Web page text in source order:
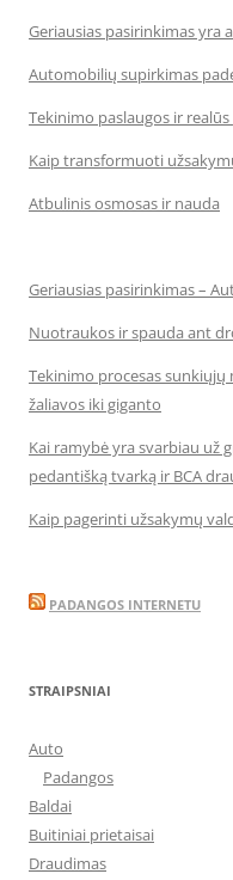
Geriausias pasirinkimas yra
Automobilių supirkimas
Tekinimo paslaugos ir
Kaip transformuoti
Atbulinis osmosas ir nauda
Geriausias pasirinkimas –
Nuotraukos ir spauda ant
Tekinimo procesas
žaliavos iki giganto
Kai ramybė yra svarbiau už
pedantišką tvarką ir BCA
Kaip pagerinti užsakymų
PADANGOS INTERNETU
STRAIPSNIAI
Auto
Padangos
Baldai
Buitiniai prietaisai
Draudimas